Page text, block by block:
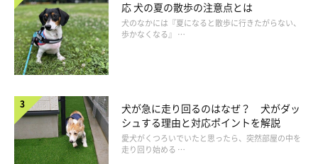
応 犬の夏の散歩の注意点とは
犬のなかには『夏になると散歩に行きたがらない、
歩かなくなる』 …
犬が急に走り回るのはなぜ？ 犬がダッ
シュする理由と対応ポイントを解説
愛犬がくつろいでいたと思ったら、突然部屋の中を
走り回り始める …